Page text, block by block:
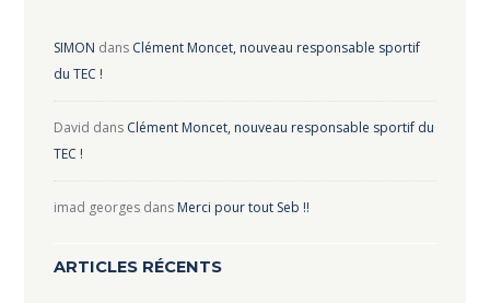
SIMON dans Clément Moncet, nouveau responsable sportif
du TEC !
David dans Clément Moncet, nouveau responsable sportif du
TEC !
imad georgesdans Merci pour tout Seb !!
ARTICLES RÉCENTS